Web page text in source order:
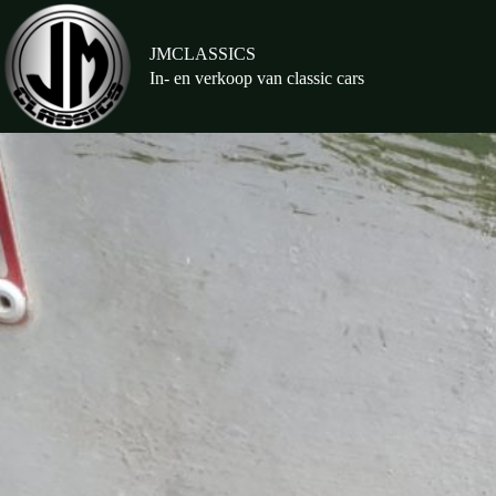
naar
de
inhoud
JMCLASSICS
In- en verkoop van classic cars